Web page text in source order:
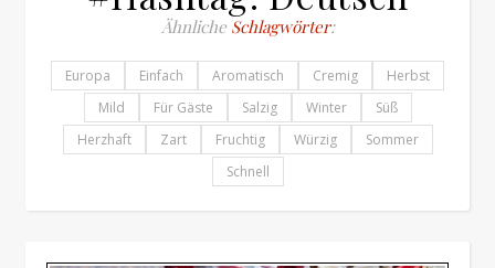
Ähnliche Schlagwörter:
Europa Einfach Aromatisch Cremig
Herbst
Mild
Für Gäste Salzig Winter
Süß
Herzhaft
Zart Fruchtig Würzig
Sommer
Schnell